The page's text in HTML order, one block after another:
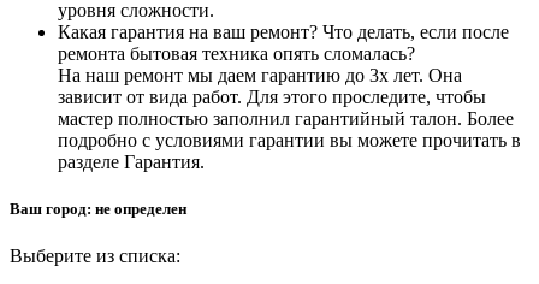
уровня сложности.
Какая гарантия на ваш ремонт? Что делать, если после
ремонта бытовая техника опять сломалась?
На наш ремонт мы даем гарантию до 3х лет. Она
зависит от вида работ. Для этого проследите, чтобы
мастер полностью заполнил гарантийный талон. Более
подробно с условиями гарантии вы можете прочитать в
разделе Гарантия.
Ваш город: не определен
Выберите из списка: